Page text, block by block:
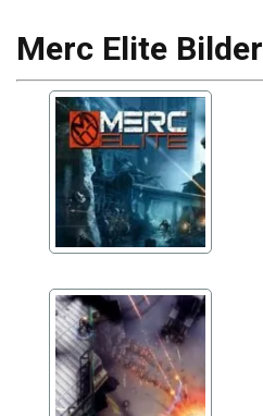
Merc Elite Bilder